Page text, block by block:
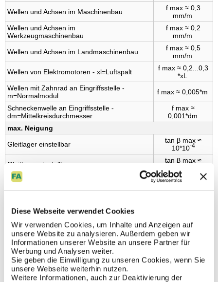
Diese Webseite verwendet Cookies
Wir verwenden Cookies, um Inhalte und Anzeigen auf
unsere Website zu analysieren. Außerdem geben wir
Informationen unserer Website an unsere Partner für
Werbung und Analysen weiter.
Sie geben die Einwilligung zu unseren Cookies, wenn Sie
unsere Webseite weiterhin nutzen.
Weitere Informationen, auch zur Deaktivierung der
Wellen und Achsen im Maschinenbau
f max ≈ 0,3
mm/m
Wellen und Achsen im
Werkzeugmaschinenbau
f max ≈ 0,2
mm/m
Wellen und Achsen im Landmaschinenbau
f max ≈ 0,5
mm/m
Wellen von Elektromotoren - xl=Luftspalt
f max ≈ 0,2...0,3
*xL
Wellen mit Zahnrad an Eingriffsstelle -
m=Normalmodul
f max ≈ 0,005*m
Schneckenwelle an Eingriffsstelle -
dm=Mittelkreisdurchmesser
f max ≈
0,001*dm
max. Neigung
Gleitlager einstellbar
tan β max ≈
10*10-4
Gleitlager einstellbar
tan β max ≈
Gleitlager nicht einstellbar tan β max ≈ 3*10
Wälzlager, Radial-Zylinderrollenlager tan β max ≈ 2*10
4
Wellen mit ungehärtetem Zahnrad an
Eingriffsstelle
tan β max ≈ 1*10
4
Wellen mit gehärtetem Zahnrad an
Eingriffsstelle
tan β max ≈ 1*10